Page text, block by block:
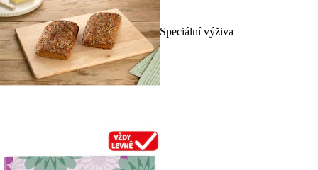
Speciální výživa